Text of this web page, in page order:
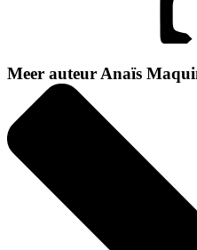
Meer auteur Anaïs